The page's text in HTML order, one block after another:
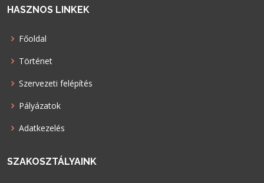
HASZNOS LINKEK
Főoldal
Történet
Szervezeti felépítés
Pályázatok
Adatkezelés
SZAKOSZTÁLYAINK